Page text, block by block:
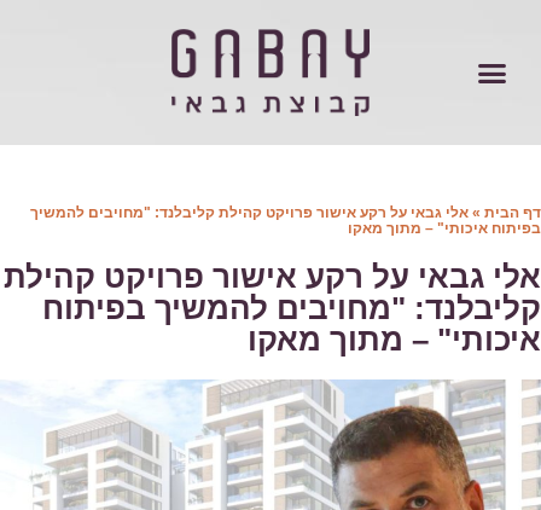
הבית»אלי גבאי על רקע אישור פרויקט קהילת קליבלנד: "מחויבים להמשיך
איכותי" – מתוך מאקו
גבאי על רקע אישור פרויקט קהילת
"מחויבים להמשיך בפיתוח
– מתוך מאקו